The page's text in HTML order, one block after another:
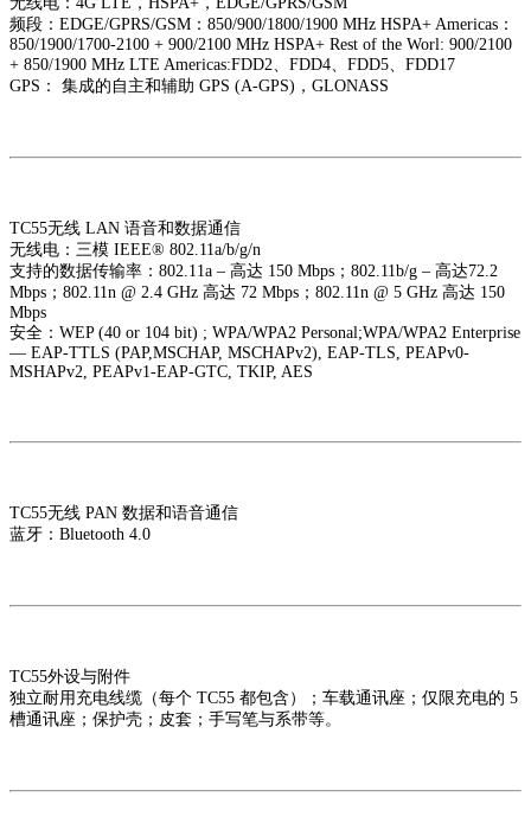
频段：EDGE/GPRS/GSM：850/900/1800/1900 MHz HSPA+ Americas：
850/1900/1700-2100 + 900/2100 MHz HSPA+ Rest of the Worl: 900/2100
+ 850/1900 MHz LTE Americas:FDD2、FDD4、FDD5、FDD17
GPS： 集成的自主和辅助 GPS (A-GPS)，GLONASS
TC55无线 LAN 语音和数据通信
无线电：三模 IEEE® 802.11a/b/g/n
支持的数据传输率：802.11a – 高达 150 Mbps；802.11b/g – 高达72.2
Mbps；802.11n @ 2.4 GHz 高达 72 Mbps；802.11n @ 5 GHz 高达 150
Mbps
安全：WEP (40 or 104 bit) ; WPA/WPA2 Personal;WPA/WPA2 Enterprise
— EAP-TTLS (PAP,MSCHAP, MSCHAPv2), EAP-TLS, PEAPv0-
MSHAPv2, PEAPv1-EAP-GTC, TKIP, AES
TC55无线 PAN 数据和语音通信
蓝牙：Bluetooth 4.0
TC55外设与附件
独立耐用充电线缆（每个 TC55 都包含）；车载通讯座；仅限充电的 5
槽通讯座；保护壳；皮套；手写笔与系带等。